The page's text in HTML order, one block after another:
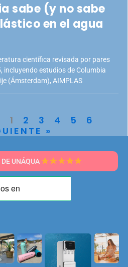
sabe (y no sabe
en el agua
científica revisada por pares
incluyendo estudios de Columbia
(Ámsterdam), AIMPLAS
1 2 3 4 5
6
»
UNÁQUA